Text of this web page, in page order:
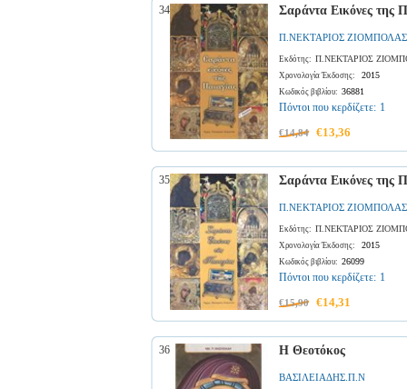
34 Σαράντα Εικόνες της
Π.ΝΕΚΤΑΡΙΟΣ
Εκδότης: Π.ΝΕΚΤΑΡΙΟΣ
Χρονολογία Έκδοσης: 2015
Κωδικός βιβλίου: 36881
Πόντοι που κερδίζετε: 1
€14,84 €13,36
35 Σαράντα Εικόνες της
Π.ΝΕΚΤΑΡΙΟΣ
Εκδότης: Π.ΝΕΚΤΑΡΙΟΣ
Χρονολογία Έκδοσης: 2015
Κωδικός βιβλίου: 26099
Πόντοι που κερδίζετε: 1
€15,90 €14,31
36 Η Θεοτόκος
ΒΑΣΙΛΕΙΑΔΗΣ.Π.Ν